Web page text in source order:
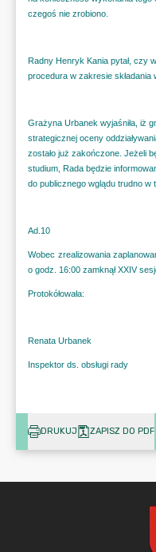
DRUKUJ ZAPISZ DO PDF